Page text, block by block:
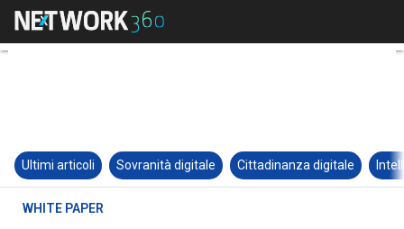
Ultimi articoli Sovranità digitale Cittadinanza digitale
WHITE PAPER